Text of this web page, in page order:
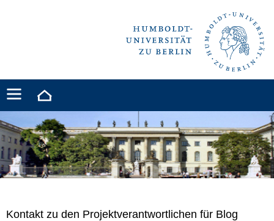
Kontakt zu den Projektverantwortlichen für Blog